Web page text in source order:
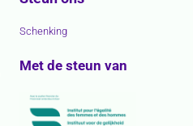
Schenking
Met de steun van